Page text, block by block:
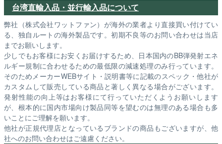
台湾直輸入品・並行輸入品について
弊社（株式会社ワットファン）が海外の業者より直接買い付けてい
る、独自ルートの海外製品です。初期不良等のお問い合わせは当店
までお願いします。
少しでもお客様にお安くお届けするため、日本国内のBB弾発射エネ
ルギー規制に合わせるための最低限の減速処理のみ行っています。
そのためメーカーWEBサイト・説明書等に記載のスペック・他社が
カスタムして販売している商品と著しく異なる場合がございます。
発射性能の向上等はお客様にて行っていただくようお願いします
が、根本的に国内市場向け製品同等を望むのは無理のある場合も多
いことにご理解を願います。
他社が正規代理店となっているブランドの商品もございますが、他
社へのお問い合わせはご遠慮ください。